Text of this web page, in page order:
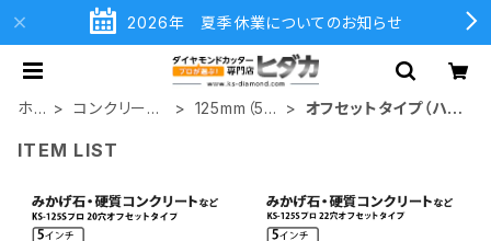
2026年 夏季休業についてのお知らせ
ホ
ム
コンクリート
125mm（5イ
オフセットタイプ（ハッ
ITEM LIST